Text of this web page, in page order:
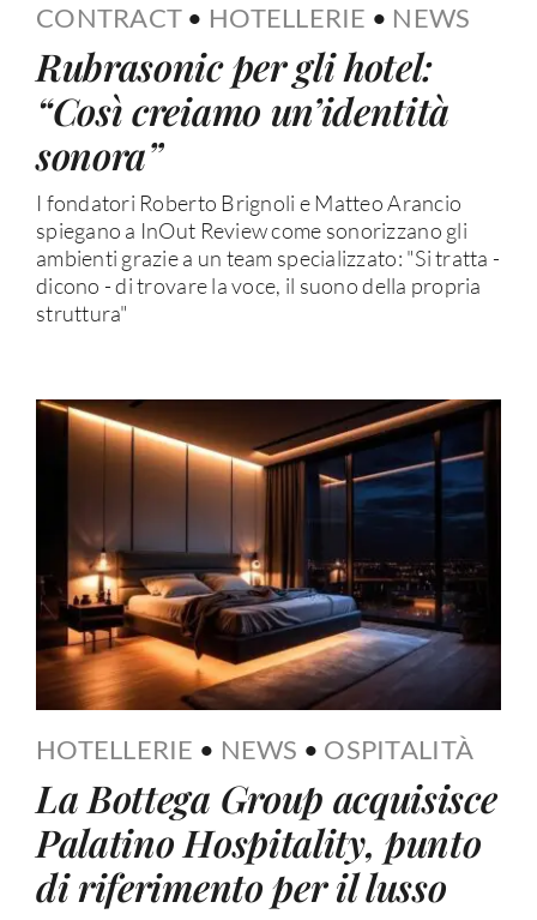
CONTRACT • HOTELLERIE • NEWS
Rubrasonic per gli hotel:
“Così creiamo un’identità
sonora”
I fondatori Roberto Brignoli e Matteo Arancio
spiegano a InOut Review come sonorizzano gli
ambienti grazie a un team specializzato: "Si tratta -
dicono - di trovare la voce, il suono della propria
struttura"
HOTELLERIE • NEWS • OSPITALITÀ
La Bottega Group acquisisce
Palatino Hospitality, punto
di riferimento per il lusso